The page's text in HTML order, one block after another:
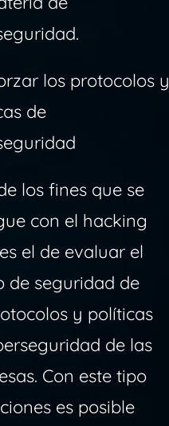
los protocolos y
de
los fines que se
con el hacking
el de evaluar el
de seguridad de
y políticas
de las
Con este tipo
es posible